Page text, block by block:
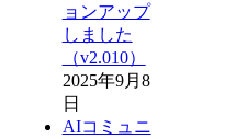
ョンアップ
しました
（v2.010）
2025年9月8
日
AIコミュニ